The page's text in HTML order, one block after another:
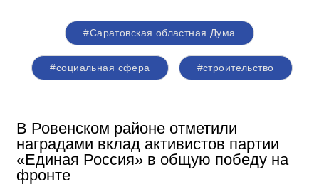
#Саратовская областная Дума
#социальная сфера #строительство
В Ровенском районе отметили
наградами вклад активистов партии
«Единая Россия» в общую победу на
фронте